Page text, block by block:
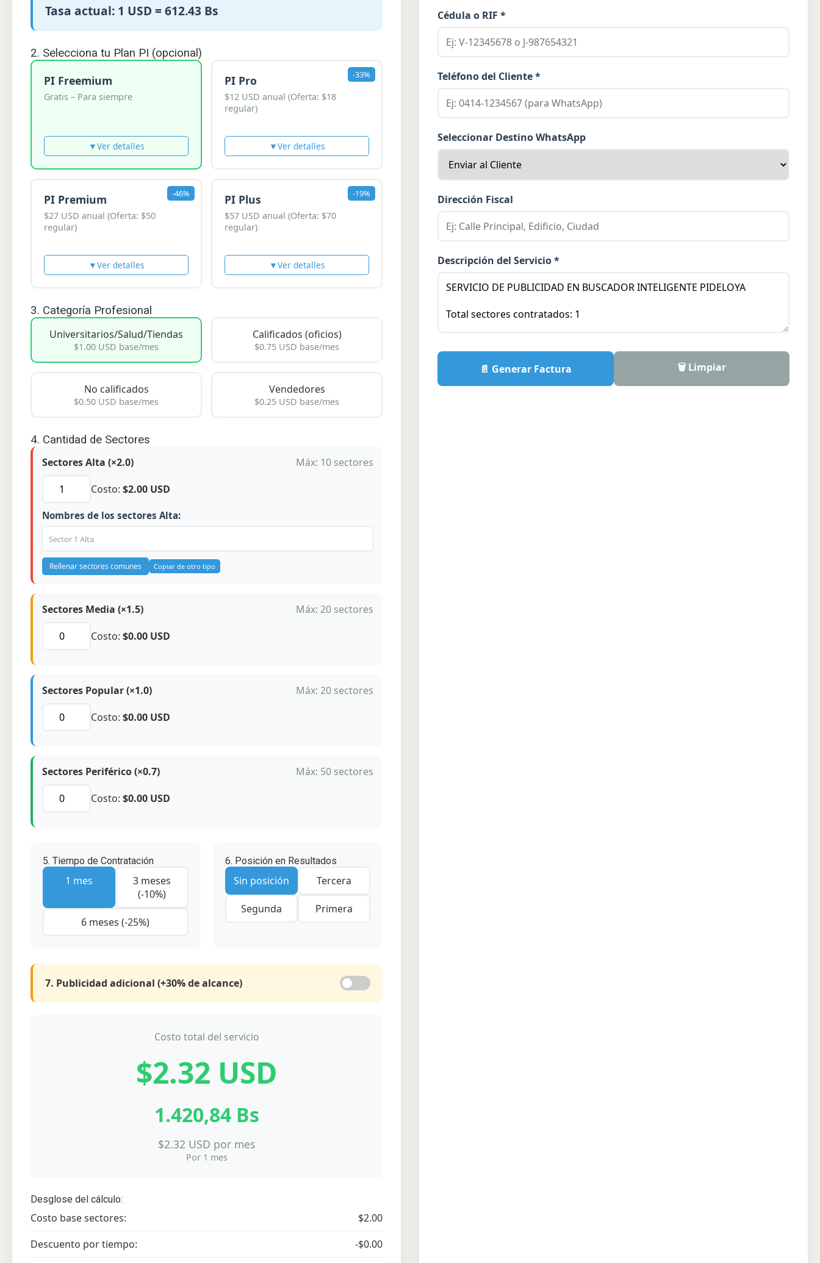
Tasa actual: 1 USD =612.43 Bs
2. Selecciona tu Plan PI (opcional)
PI Freemium
Gratis – Para siempre
▼Ver detalles
PI Pro
$12 USD anual (Oferta: $18
regular)
-33%
▼Ver detalles
PI Premium
$27 USD anual (Oferta: $50
regular)
-46%
▼Ver detalles
PI Plus
$57 USD anual (Oferta: $70
regular)
-19%
▼Ver detalles
3. Categoría Profesional
Universitarios/Salud/Tiendas
$1.00 USD base/mes
Calificados (oficios)
$0.75 USD base/mes
No calificados
$0.50 USD base/mes
Vendedores
$0.25 USD base/mes
4. Cantidad de Sectores
Sectores Alta (×2.0)
Máx: 10 sectores
Costo: $2.00 USD
Nombres de los sectores Alta:
Rellenar sectores comunes Copiar de otro tipo
Sectores Media (×1.5)
Máx: 20 sectores
Costo: $0.00 USD
Sectores Popular (×1.0)
Máx: 20 sectores
Costo: $0.00 USD
Sectores Periférico (×0.7)
Máx: 50 sectores
Costo: $0.00 USD
5. Tiempo de Contratación
1 mes
3 meses
(-10%)
6 meses (-25%)
6. Posición en Resultados
Sin posición Tercera
Segunda Primera
7. Publicidad adicional (+30% de alcance)
Costo total del servicio
$2.32 USD
1.420,84 Bs
$2.32 USD por mes
Por 1 mes
Desglose del cálculo:
Costo base sectores:
$2.00
Descuento por tiempo:
-$0.00
Cédula o RIF *
Teléfono del Cliente *
Seleccionar Destino WhatsApp
Dirección Fiscal
Descripción del Servicio *
📄 Generar Factura 🗑️ Limpiar